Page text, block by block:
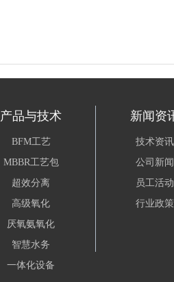
产品与技术
BFM工艺
MBBR工艺包
超效分离
高级氧化
厌氧氨氧化
智慧水务
一体化设备
新闻资
技术资讯
公司新闻
员工活动
行业政策